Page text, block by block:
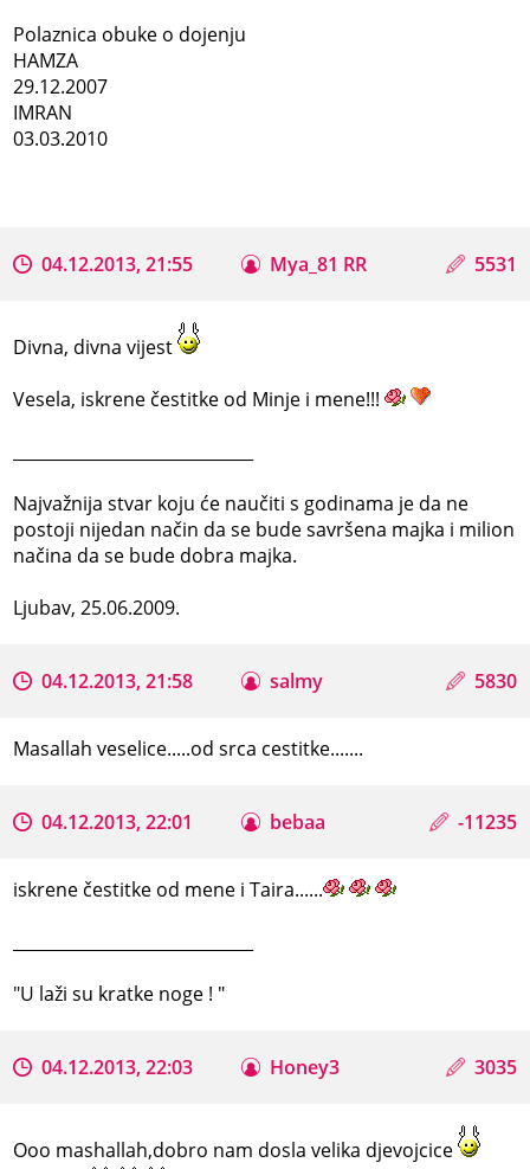
Polaznica obuke o dojenju
HAMZA
29.12.2007
IMRAN
03.03.2010
04.12.2013, 21:55 Mya_81 RR 5531
Divna, divna vijest
Vesela, iskrene čestitke od Minje i mene!!!
Najvažnija stvar koju će naučiti s godinama je da ne
postoji nijedan način da se bude savršena majka i milion
načina da se bude dobra majka.
Ljubav, 25.06.2009.
04.12.2013, 21:58 salmy 5830
Masallah veselice.....od srca cestitke.......
04.12.2013, 22:01 bebaa -11235
iskrene čestitke od mene i Taira......
"U laži su kratke noge ! "
04.12.2013, 22:03 Honey3 3035
Ooo mashallah,dobro nam dosla velika djevojcice